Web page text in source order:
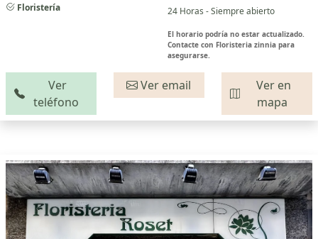
Floristería
24 Horas - Siempre abierto
El horario podría no estar actualizado.
Contacte con Floristeria zinnia para
asegurarse.
Ver
teléfono
Ver email
Ver en
mapa